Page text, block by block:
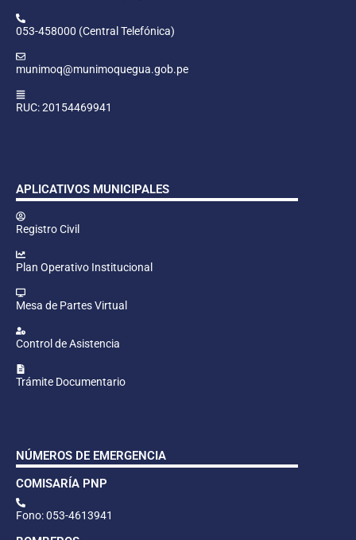
053-458000 (Central Telefónica)
munimoq@munimoquegua.gob.pe
RUC: 20154469941
APLICATIVOS MUNICIPALES
Registro Civil
Plan Operativo Institucional
Mesa de Partes Virtual
Control de Asistencia
Trámite Documentario
NÚMEROS DE EMERGENCIA
COMISARÍA PNP
Fono: 053-4613941